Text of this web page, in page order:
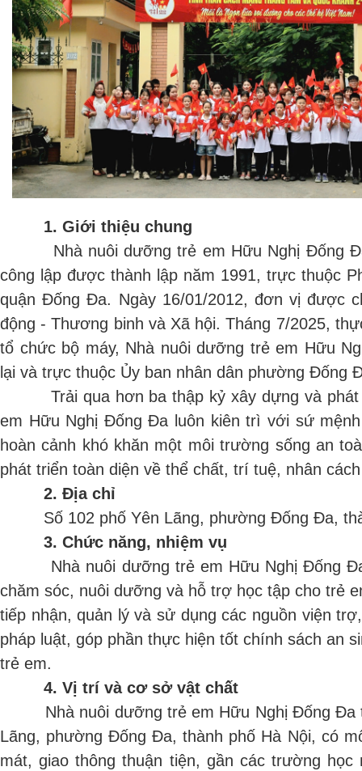
1. Giới thiệu chung
Nhà nuôi dưỡng trẻ em Hữu Nghị Đống
công lập được thành lập năm 1991, trực thuộc
quận Đống Đa. Ngày 16/01/2012, đơn vị được
động - Thương binh và Xã hội. Tháng 7/2025,
tổ chức bộ máy, Nhà nuôi dưỡng trẻ em Hữu
lại và trực thuộc Ủy ban nhân dân phường Đống
Trải qua hơn ba thập kỷ xây dựng và phát
em Hữu Nghị Đống Đa luôn kiên trì với sứ
hoàn cảnh khó khăn một môi trường sống an
phát triển toàn diện về thể chất, trí tuệ, nhân
2. Địa chỉ
Số 102 phố Yên Lãng, phường Đống Đa,
3. Chức năng, nhiệm vụ
Nhà nuôi dưỡng trẻ em Hữu Nghị Đống Đa
chăm sóc, nuôi dưỡng và hỗ trợ học tập cho trẻ
tiếp nhận, quản lý và sử dụng các nguồn viện
pháp luật, góp phần thực hiện tốt chính sách an
trẻ em.
4. Vị trí và cơ sở vật chất
Nhà nuôi dưỡng trẻ em Hữu Nghị Đống Đa
Lãng, phường Đống Đa, thành phố Hà Nội, có
mát, giao thông thuận tiện, gần các trường học